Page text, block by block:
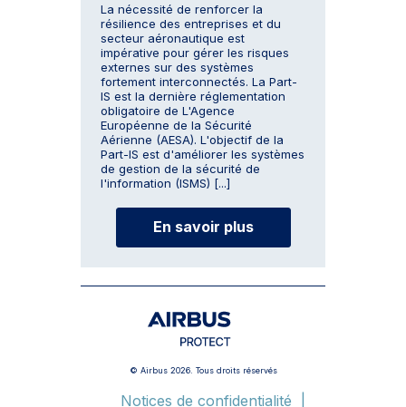
La nécessité de renforcer la
résilience des entreprises et du
secteur aéronautique est
impérative pour gérer les risques
externes sur des systèmes
fortement interconnectés. La Part-
IS est la dernière réglementation
obligatoire de L'Agence
Européenne de la Sécurité
Aérienne (AESA). L'objectif de la
Part-IS est d'améliorer les systèmes
de gestion de la sécurité de
l'information (ISMS) [...]
En savoir plus
© Airbus 2026. Tous droits réservés
Notices de confidentialité